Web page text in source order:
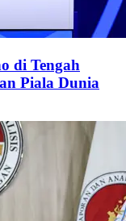
di Tengah
Piala Dunia